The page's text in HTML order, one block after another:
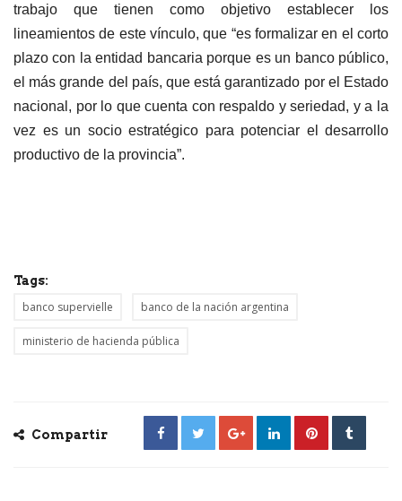
trabajo que tienen como objetivo establecer los
lineamientos de este vínculo, que “es formalizar en el corto
plazo con la entidad bancaria porque es un banco público,
el más grande del país, que está garantizado por el Estado
nacional, por lo que cuenta con respaldo y seriedad, y a la
vez es un socio estratégico para potenciar el desarrollo
productivo de la provincia”.
Tags:
banco supervielle banco de la nación argentina
ministerio de hacienda pública
Compartir